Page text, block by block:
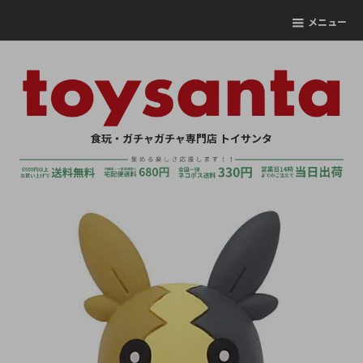
メニュー
食玩・ガチャガチャ専門店 トイサンタ